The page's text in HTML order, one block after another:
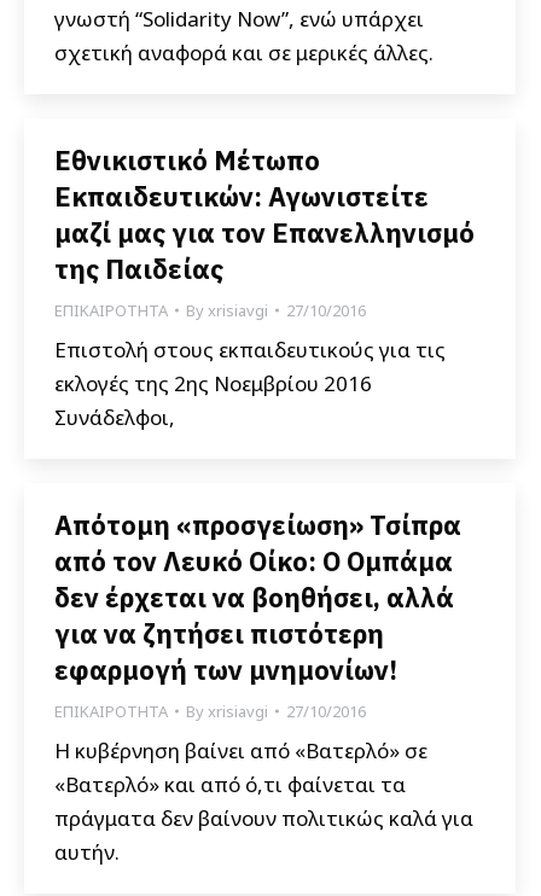
γνωστή “Solidarity Now”, ενώ υπάρχει
σχετική αναφορά και σε μερικές άλλες.
Εθνικιστικό Μέτωπο
Εκπαιδευτικών: Αγωνιστείτε
μαζί μας για τον Επανελληνισμό
της Παιδείας
ΕΠΙΚΑΙΡΟΤΗΤΑ Byxrisiavgi 27/10/2016
Επιστολή στους εκπαιδευτικούς για τις
εκλογές της 2ης Νοεμβρίου 2016
Συνάδελφοι,
Απότομη «προσγείωση» Τσίπρα
από τον Λευκό Οίκο: Ο Ομπάμα
δεν έρχεται να βοηθήσει, αλλά
για να ζητήσει πιστότερη
εφαρμογή των μνημονίων!
ΕΠΙΚΑΙΡΟΤΗΤΑ Byxrisiavgi 27/10/2016
Η κυβέρνηση βαίνει από «Βατερλό» σε
«Βατερλό» και από ό,τι φαίνεται τα
πράγματα δεν βαίνουν πολιτικώς καλά για
αυτήν.